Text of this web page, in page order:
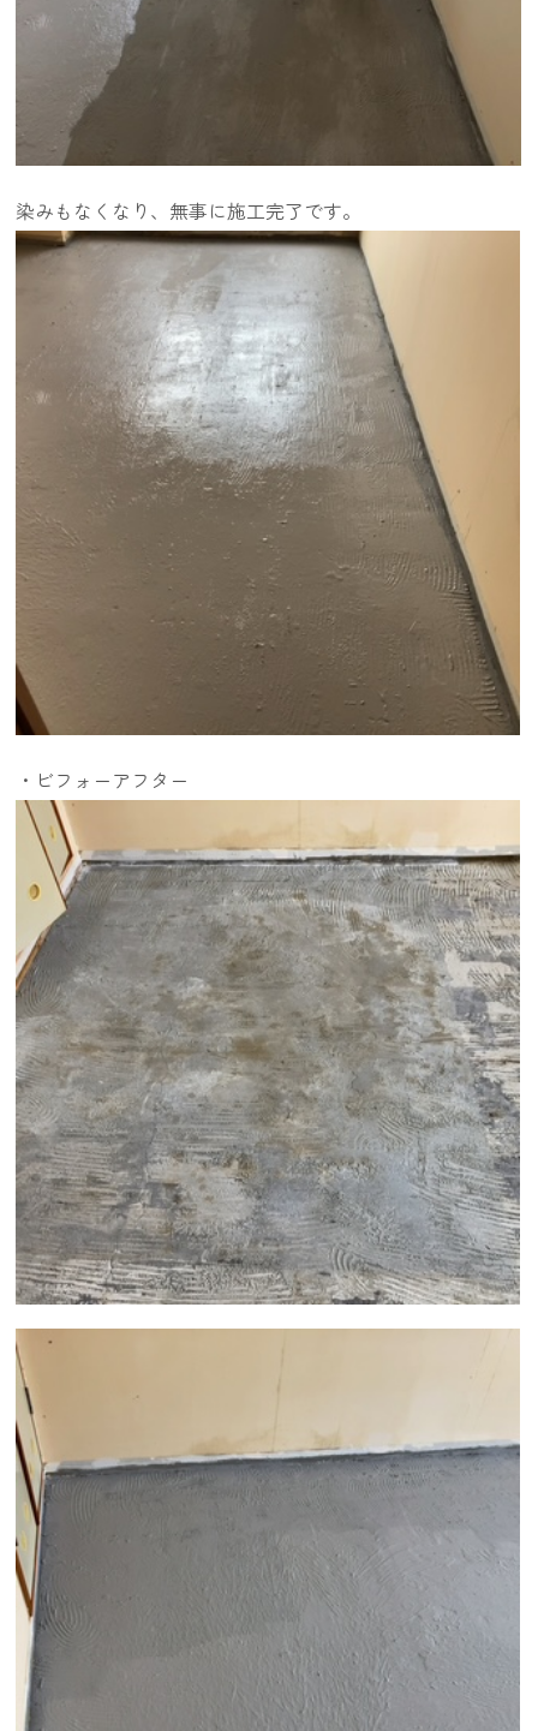
染みもなくなり、無事に施工完了です。
・ビフォーアフター